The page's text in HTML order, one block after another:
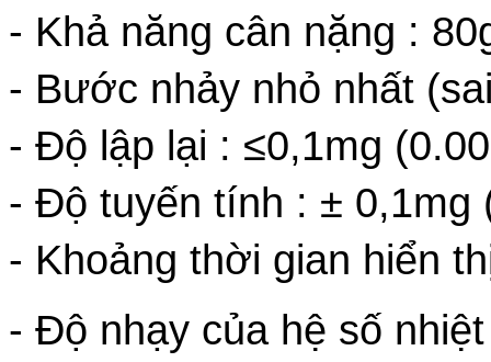
- Khả năng cân nặng :
- Bước nhảy nhỏ nhất
- Độ lập lại : ≤0,1mg
- Độ tuyến tính : ± 0,1mg
- Khoảng thời gian hiển
- Độ nhạy của hệ số